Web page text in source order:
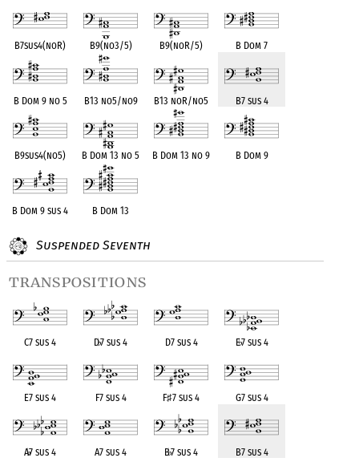
B7sus4(noR) B9(no3/5) B9(noR/5) B Dom 7
B Dom 9 no 5 B13 no5/no9 B13 noR/no5 B7 sus 4
B9sus4(no5) B Dom 13 no 5 B Dom 13 no 9 B Dom 9
B Dom 9 sus 4 B Dom 13
Suspended Seventh
transpositions
C7 sus 4 D♭7 sus 4 D7 sus 4 E♭7 sus 4
E7 sus 4 F7 sus 4 F♯7 sus 4 G7 sus 4
A♭7 sus 4 A7 sus 4 B♭7 sus 4 B7 sus 4